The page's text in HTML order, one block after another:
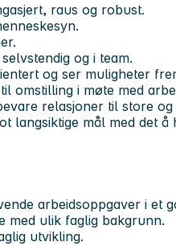
raus og robust.
og i team.
og ser muligheter
omstilling i møte med
relasjoner til store og
langsiktige mål med det å
arbeidsoppgaver i et
med ulik faglig bakgrunn.
utvikling.